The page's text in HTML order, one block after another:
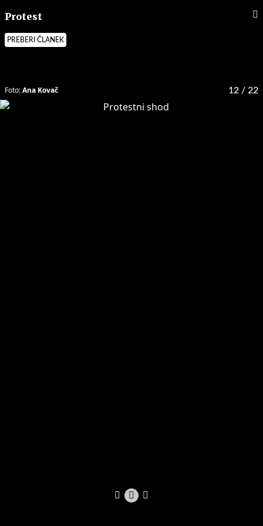
Protest
PREBERI ČLANEK
12 / 22
Foto:Ana Kovač